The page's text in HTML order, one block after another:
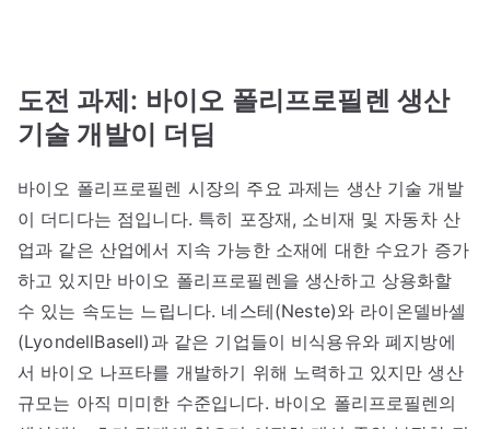
도전 과제: 바이오 폴리프로필렌 생산
기술 개발이 더딤
바이오 폴리프로필렌 시장의 주요 과제는 생산 기술 개발
이 더디다는 점입니다. 특히 포장재, 소비재 및 자동차 산
업과 같은 산업에서 지속 가능한 소재에 대한 수요가 증가
하고 있지만 바이오 폴리프로필렌을 생산하고 상용화할
수 있는 속도는 느립니다. 네스테(Neste)와 라이온델바셀
(LyondellBasell)과 같은 기업들이 비식용유와 폐지방에
서 바이오 나프타를 개발하기 위해 노력하고 있지만 생산
규모는 아직 미미한 수준입니다. 바이오 폴리프로필렌의